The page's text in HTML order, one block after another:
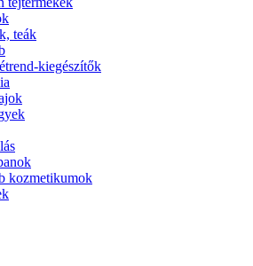
teák
kiegészítők
kozmetikumok